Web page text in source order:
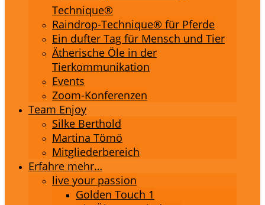
Technique®
Raindrop-Technique® für Pferde
Ein dufter Tag für Mensch und Tier
Ätherische Öle in der
Tierkommunikation
Events
Zoom-Konferenzen
Team Enjoy
Silke Berthold
Martina Tömö
Mitgliederbereich
Erfahre mehr…
live your passion
Golden Touch 1